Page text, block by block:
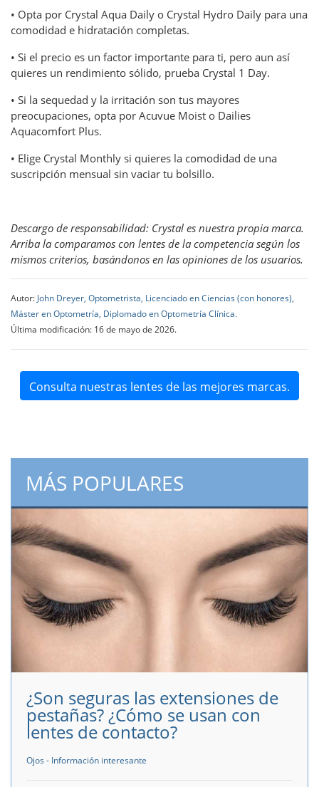
• Opta por Crystal Aqua Daily o Crystal Hydro Daily para una
comodidad e hidratación completas.
• Si el precio es un factor importante para ti, pero aun así
quieres un rendimiento sólido, prueba Crystal 1 Day.
• Si la sequedad y la irritación son tus mayores
preocupaciones, opta por Acuvue Moist o Dailies
Aquacomfort Plus.
• Elige Crystal Monthly si quieres la comodidad de una
suscripción mensual sin vaciar tu bolsillo.
Descargo de responsabilidad: Crystal es nuestra propia marca.
Arriba la comparamos con lentes de la competencia según los
mismos criterios, basándonos en las opiniones de los usuarios.
Autor: John Dreyer, Optometrista, Licenciado en Ciencias (con honores),
Máster en Optometría, Diplomado en Optometría Clínica.
Última modificación: 16 de mayo de 2026.
Consulta nuestras lentes de las mejores marcas.
MÁS POPULARES
¿Son seguras las extensiones de
pestañas? ¿Cómo se usan con
lentes de contacto?
Ojos - Información interesante